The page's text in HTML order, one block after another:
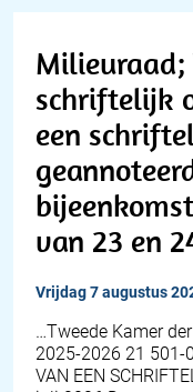
Milieuraad;
schriftelijk
een
van 23 en
vrijdag 7 augustus
…Tweede Kamer
2025-2026 21 501-
VAN EEN